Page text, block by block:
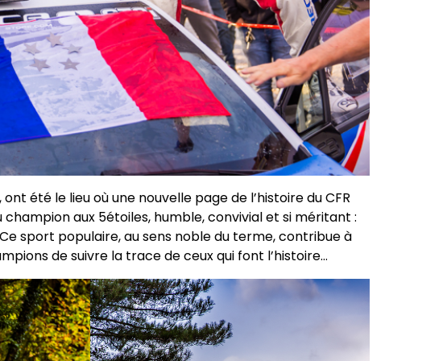
été le lieu où une nouvelle page de l’histoire du CFR
aux 5étoiles, humble, convivial et si méritant :
sport populaire, au sens noble du terme, contribue à
de suivre la trace de ceux qui font l’histoire…